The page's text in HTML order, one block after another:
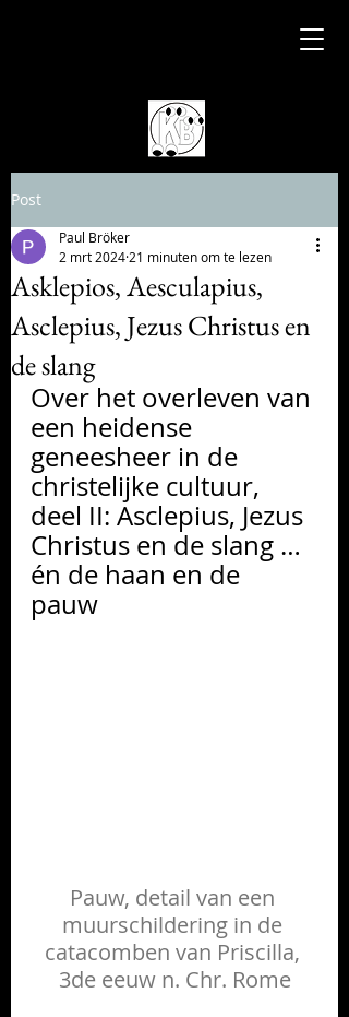
Post
Asklepios, Aesculapius,
Asclepius, Jezus Christus en
de slang
Paul Bröker
2 mrt 2024 21 minuten om te lezen
Over het overleven van
een heidense
geneesheer in de
christelijke cultuur,
deel II: Asclepius, Jezus
Christus en de slang …
én de haan en de
pauw
Pauw, detail van een
muurschildering in de
catacomben van Priscilla,
3de eeuw n. Chr. Rome